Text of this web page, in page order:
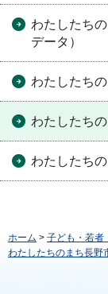
わたしたち
データ）
わたしたち
わたしたち
わたしたち
ホーム > 子ども・若者
わたしたちのまち長野